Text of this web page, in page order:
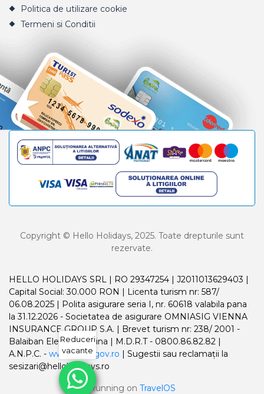
Politica de utilizare cookie
Termeni si Conditii
Copyright © Hello Holidays, 2025. Toate drepturile sunt
rezervate.
HELLO HOLIDAYS SRL | RO 29347254 | J2011013629403 |
Capital Social: 30.000 RON | Licenta turism nr: 587/
06.08.2025 | Polita asigurare seria I, nr. 60618 valabila pana
la 31.12.2026 - Societatea de asigurare OMNIASIG VIENNA
INSURANCE GROUP S.A. | Brevet turism nr: 238/ 2001 -
Balaiban Elena Madalina | M.D.R.T - 0800.86.82.82 |
A.N.P.C. - www.anpc.gov.ro | Sugestii sau reclamații la
sesizari@helloholidays.ro
Running on TravelOS
Reduceri
vacante